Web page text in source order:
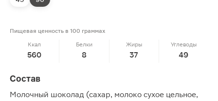
Пищевая ценность в 100 граммах
Ккал
560
Белки
8
Жиры
37
Углеводы
49
Состав
Молочный шоколад (сахар, молоко сухое цельное,